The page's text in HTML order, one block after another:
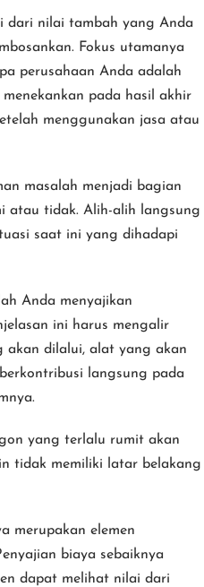
dari nilai tambah yang Anda
Fokus utamanya
perusahaan Anda adalah
pada hasil akhir
menggunakan jasa atau
masalah menjadi bagian
atau tidak. Alih-alih langsung
saat ini yang dihadapi
Anda menyajikan
ini harus mengalir
akan dilalui, alat yang akan
langsung pada
yang terlalu rumit akan
tidak memiliki latar belakang
merupakan elemen
biaya sebaiknya
dapat melihat nilai dari